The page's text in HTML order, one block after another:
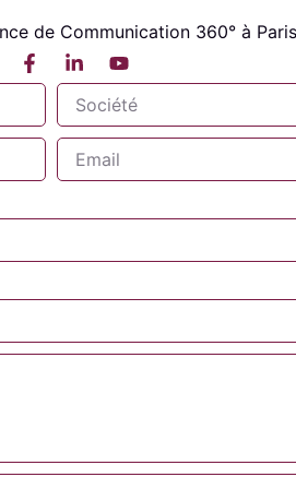
de Communication 360° à